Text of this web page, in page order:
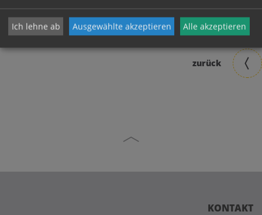
Traun
zurück
KONTAKT
Ich lehne ab Ausgewählte akzeptieren Alle akzeptieren